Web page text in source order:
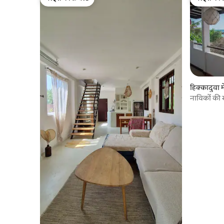
गेस्ट्स की फ़ेवरेट गेस्ट्स की
हिक्कादुवा
नाविकों की